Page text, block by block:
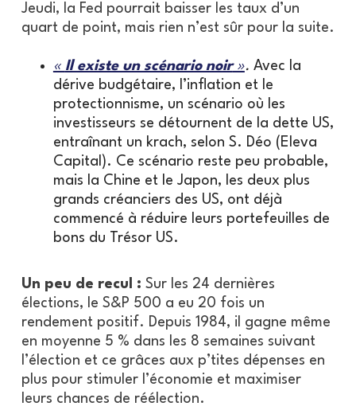
Jeudi, la Fed pourrait baisser les taux d’un
quart de point, mais rien n’est sûr pour la suite.
« Il existe un scénario noir». Avec la
dérive budgétaire, l’inflation et le
protectionnisme, un scénario où les
investisseurs se détournent de la dette US,
entraînant un krach, selon S. Déo (Eleva
Capital). Ce scénario reste peu probable,
mais la Chine et le Japon, les deux plus
grands créanciers des US, ont déjà
commencé à réduire leurs portefeuilles de
bons du Trésor US.
Un peu de recul : Sur les 24 dernières
élections, le S&P 500 a eu 20 fois un
rendement positif. Depuis 1984, il gagne même
en moyenne 5 % dans les 8 semaines suivant
l’élection et ce grâces aux p’tites dépenses en
plus pour stimuler l’économie et maximiser
leurs chances de réélection.